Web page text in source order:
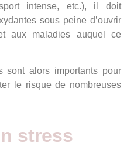
intense, etc.), il doit
sous peine d’ouvrir
aux maladies auquel ce
sont alors importants pour
le risque de nombreuses
stress